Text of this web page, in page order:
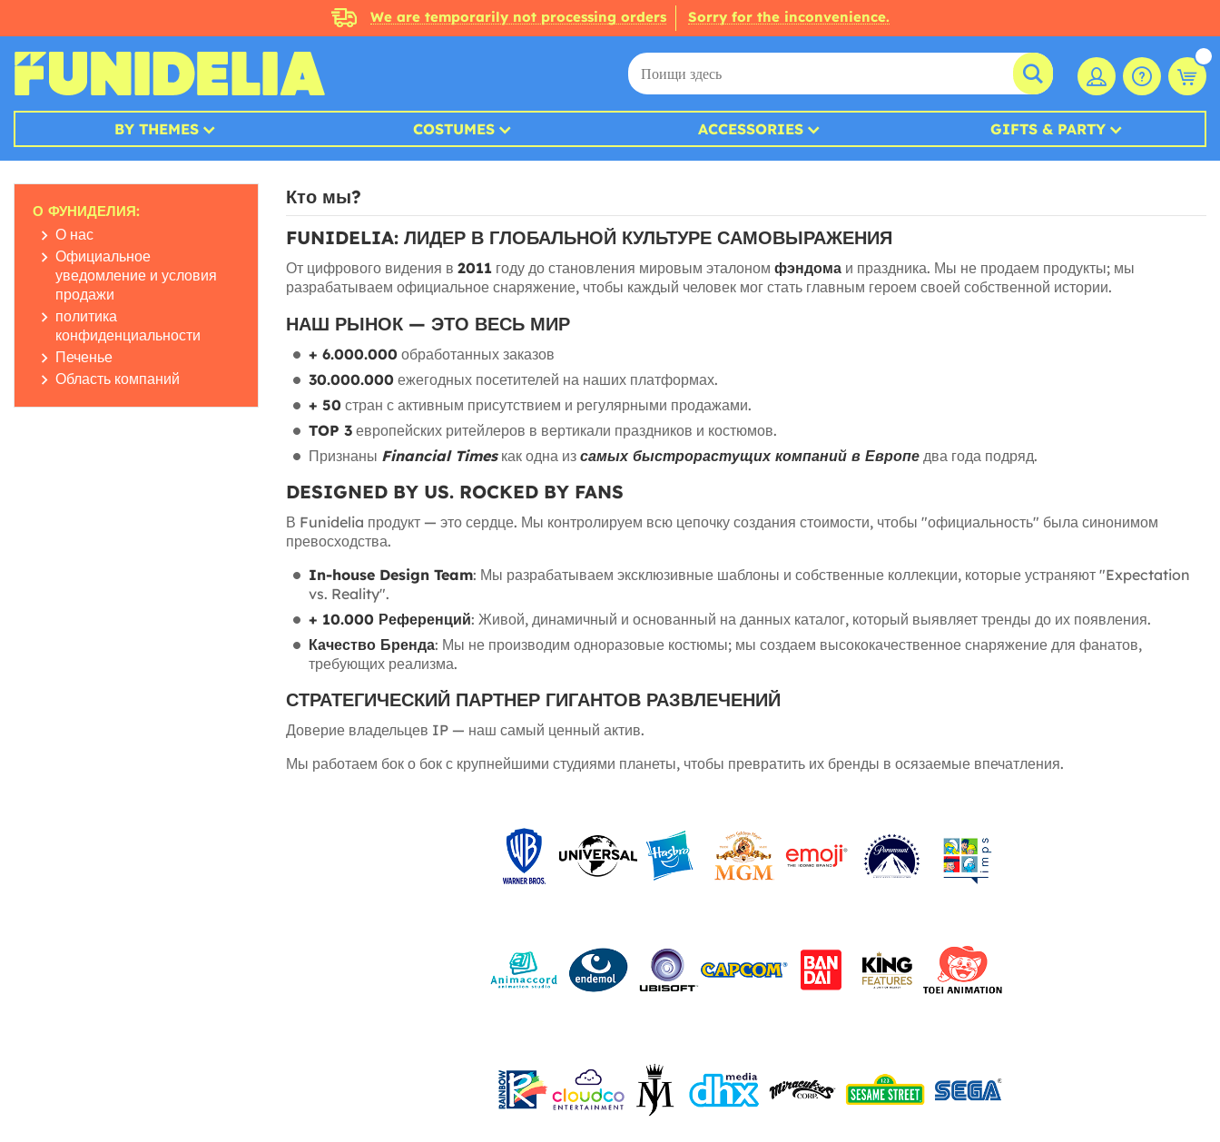
We are temporarily not processing orders Sorry for the inconvenience.
BY THEMES COSTUMES ACCESSORIES GIFTS & PARTY
О ФУНИДЕЛИЯ:
О нас
Официальное
уведомление и условия
продажи
политика
конфиденциальности
Печенье
Область компаний
Кто мы?
FUNIDELIA: ЛИДЕР В ГЛОБАЛЬНОЙ КУЛЬТУРЕ САМОВЫРАЖЕНИЯ
От цифрового видения в 2011 году до становления мировым эталоном фэндома и праздника. Мы не продаем продукты; мы
разрабатываем официальное снаряжение, чтобы каждый человек мог стать главным героем своей собственной истории.
НАШ РЫНОК — ЭТО ВЕСЬ МИР
+ 6.000.000 обработанных заказов
30.000.000 ежегодных посетителей на наших платформах.
+ 50 стран с активным присутствием и регулярными продажами.
TOP 3 европейских ритейлеров в вертикали праздников и костюмов.
Признаны Financial Timesкак одна из самых быстрорастущих компаний в Европе два года подряд.
DESIGNED BY US. ROCKED BY FANS
В Funidelia продукт — это сердце. Мы контролируем всю цепочку создания стоимости, чтобы "официальность" была синонимом
превосходства.
In-house Design Team: Мы разрабатываем эксклюзивные шаблоны и собственные коллекции, которые устраняют "Expectation
vs. Reality".
+ 10.000 Референций: Живой, динамичный и основанный на данных каталог, который выявляет тренды до их появления.
Качество Бренда: Мы не производим одноразовые костюмы; мы создаем высококачественное снаряжение для фанатов,
требующих реализма.
СТРАТЕГИЧЕСКИЙ ПАРТНЕР ГИГАНТОВ РАЗВЛЕЧЕНИЙ
Доверие владельцев IP — наш самый ценный актив.
Мы работаем бок о бок с крупнейшими студиями планеты, чтобы превратить их бренды в осязаемые впечатления.